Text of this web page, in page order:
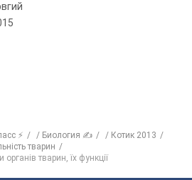
⚡ Биология ✍
Котик 2013
тварин
тварин, їх функції